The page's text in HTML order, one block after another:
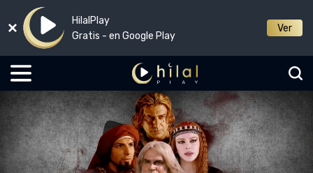
HilalPlay
Gratis - en Google Play
Ver